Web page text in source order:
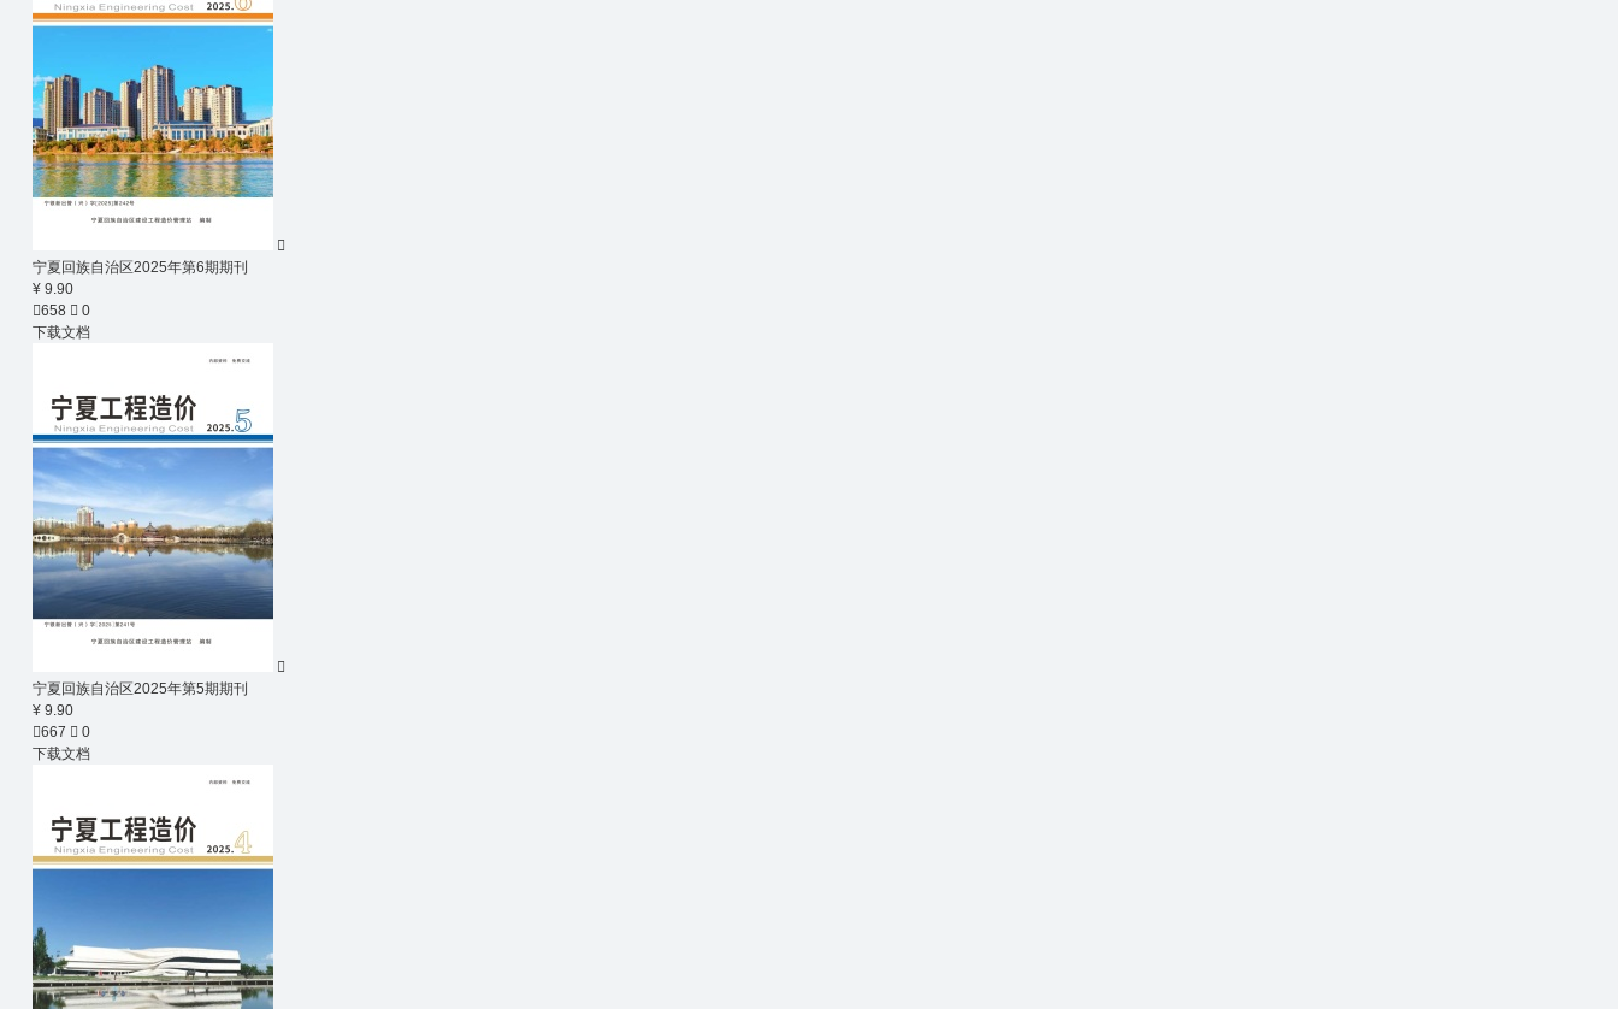

宁夏回族自治区2025年第6期期刊
¥ 9.90
658  0
下载文档

宁夏回族自治区2025年第5期期刊
¥ 9.90
667  0
下载文档